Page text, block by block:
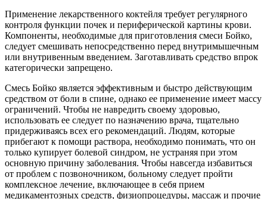
Применение лекарственного коктейля требует регулярного
контроля функции почек и периферической картины крови.
Компоненты, необходимые для приготовления смеси Бойко,
следует смешивать непосредственно перед внутримышечным
или внутривенным введением. Заготавливать средство впрок
категорически запрещено.
Смесь Бойко является эффективным и быстро действующим
средством от боли в спине, однако ее применение имеет массу
ограничений. Чтобы не навредить своему здоровью,
использовать ее следует по назначению врача, тщательно
придерживаясь всех его рекомендаций. Людям, которые
прибегают к помощи раствора, необходимо понимать, что он
только купирует болевой синдром, не устраняя при этом
основную причину заболевания. Чтобы навсегда избавиться
от проблем с позвоночником, больному следует пройти
комплексное лечение, включающее в себя прием
медикаментозных средств, физиопроцедуры, массаж и прочие